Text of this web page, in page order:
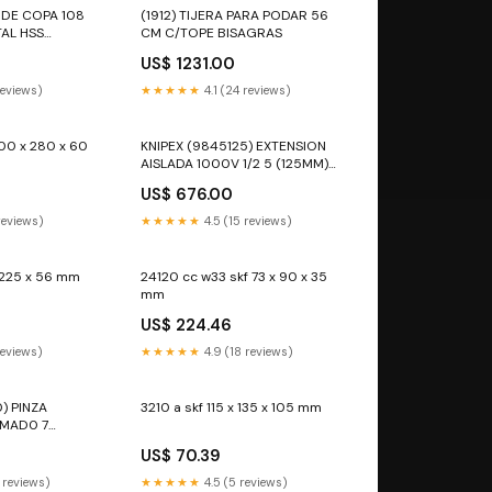
COPA 108
HSS
DE COPA 108
(1912) TIJERA PARA PODAR 56
CM C/TOPE BISAGRAS
US$ 1231.00
★★★★★ 4.1 (24 reviews)
x 280 x 60
KNIPEX (9845125) EXTENSION
AISLADA 1000V 1/2 5 (125MM)
5 (125MM):EXTENSION AISLADA
1000V 1/2 5 (125MM)
US$ 676.00
★★★★★ 4.5 (15 reviews)
x 56 mm
24120 cc w33 skf 73 x 90 x 35
mm
US$ 224.46
★★★★★ 4.9 (18 reviews)
PINZA
7
7
3210 a skf 115 x 135 x 105 mm
US$ 70.39
★★★★★ 4.5 (5 reviews)